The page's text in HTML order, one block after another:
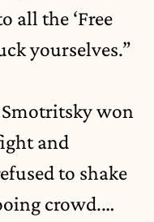
all the ‘Free
yourselves.”
won
and
to shake
crowd.…